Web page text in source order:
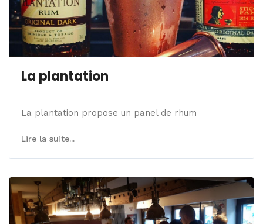
La plantation
La plantation propose un panel de rhum
Lire la suite...